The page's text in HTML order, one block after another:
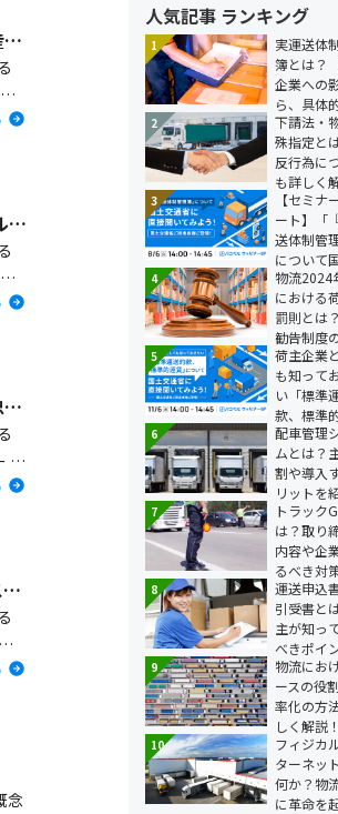
【セミナー・レポート】物流自動化と共同化で価値提供領域拡大！「生産性ダントツNo.1の物流モデル構築」へ
事
【セミナーレポート】トップクラス食品卸・三菱食品が挑む サステナブル・サプライチェーン構築
な
【セミナーレポート】「商用フィジカルインターネット」とは？ 伊藤忠がいま挑む、未来の物流
物
【セミナーレポート】「サステナブル」な「コネクテッドロジスティクス」実現へ、技術と連携で前進（花王株式会社）
念
人気記事 ランキング
1
実運送体
簿とは？
企業への
ら、具体
備方法ま
2
下請法・
殊指定と
反行為に
も詳しく
3
【セミナ
ート】「
送体制管
について
通省に直
てみよう
4
物流2024
における
罰則とは
勧告制度
も解説！
5
荷主企業
も知って
い「標準
款、標準
賃」につ
土交通省
聞いてみ
6
配車管理
ムとは？
割や導入
リットを
7
トラック
は？取り
内容や企
るべき対
介
8
運送申込
引受書と
主が知っ
べきポイ
詳しく解
9
物流にお
ースの役
率化の方
しく解説
時間とコ
減を実現
イント
10
フィジカ
ターネッ
何か？物
に革命を